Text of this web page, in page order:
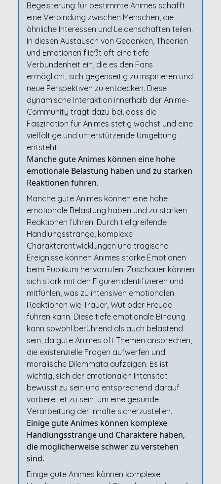
Begeisterung für bestimmte Animes schafft
eine Verbindung zwischen Menschen, die
ähnliche Interessen und Leidenschaften teilen.
In diesen Austausch von Gedanken, Theorien
und Emotionen fließt oft eine tiefe
Verbundenheit ein, die es den Fans
ermöglicht, sich gegenseitig zu inspirieren und
neue Perspektiven zu entdecken. Diese
dynamische Interaktion innerhalb der Anime-
Community trägt dazu bei, dass die
Faszination für Animes stetig wächst und eine
vielfältige und unterstützende Umgebung
entsteht.
Manche gute Animes können eine hohe
emotionale Belastung haben und zu starken
Reaktionen führen.
Manche gute Animes können eine hohe
emotionale Belastung haben und zu starken
Reaktionen führen. Durch tiefgreifende
Handlungsstränge, komplexe
Charakterentwicklungen und tragische
Ereignisse können Animes starke Emotionen
beim Publikum hervorrufen. Zuschauer können
sich stark mit den Figuren identifizieren und
mitfühlen, was zu intensiven emotionalen
Reaktionen wie Trauer, Wut oder Freude
führen kann. Diese tiefe emotionale Bindung
kann sowohl berührend als auch belastend
sein, da gute Animes oft Themen ansprechen,
die existenzielle Fragen aufwerfen und
moralische Dilemmata aufzeigen. Es ist
wichtig, sich der emotionalen Intensität
bewusst zu sein und entsprechend darauf
vorbereitet zu sein, um eine gesunde
Verarbeitung der Inhalte sicherzustellen.
Einige gute Animes können komplexe
Handlungsstränge und Charaktere haben,
die möglicherweise schwer zu verstehen
sind.
Einige gute Animes können komplexe